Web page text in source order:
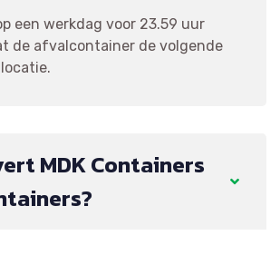
een werkdag voor 23.59 uur
de afvalcontainer de volgende
MDK Containers